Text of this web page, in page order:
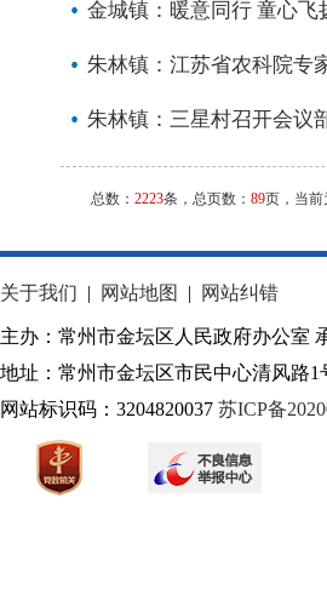
金城镇：暖意同行 童心飞
朱林镇：江苏省农科院专
朱林镇：三星村召开会议
总数： 2223条，总页数： 89页，当前
关于我们 | 网站地图 | 网站纠错
主办：常州市金坛区人民政府办公室
地址：常州市金坛区市民中心清风路
网站标识码：3204820037 苏ICP备